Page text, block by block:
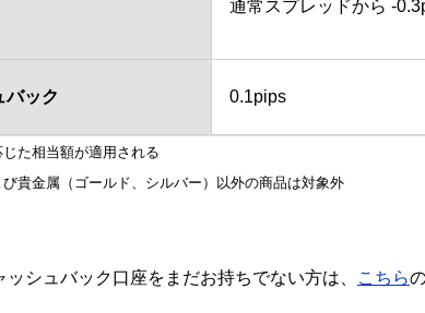
通常スプレッドから -
バック 0.1pips
た相当額が適用される
貴金属（ゴールド、シルバー）以外の商品は対象外
ッシュバック口座をまだお持ちでない方は、 こちら